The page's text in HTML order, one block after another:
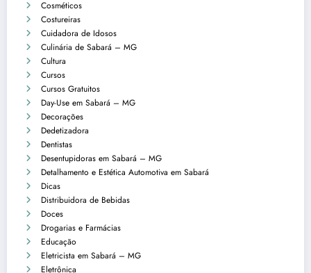
Cosméticos
Costureiras
Cuidadora de Idosos
Culinária de Sabará – MG
Cultura
Cursos
Cursos Gratuitos
Day-Use em Sabará – MG
Decorações
Dedetizadora
Dentistas
Desentupidoras em Sabará – MG
Detalhamento e Estética Automotiva em Sabará
Dicas
Distribuidora de Bebidas
Doces
Drogarias e Farmácias
Educação
Eletricista em Sabará – MG
Eletrônica